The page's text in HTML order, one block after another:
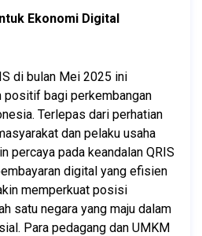
Ekonomi Digital
di bulan Mei 2025 ini
positif bagi perkembangan
Terlepas dari perhatian
dan pelaku usaha
percaya pada keandalan QRIS
digital yang efisien
memperkuat posisi
satu negara yang maju dalam
Para pedagang dan UMKM